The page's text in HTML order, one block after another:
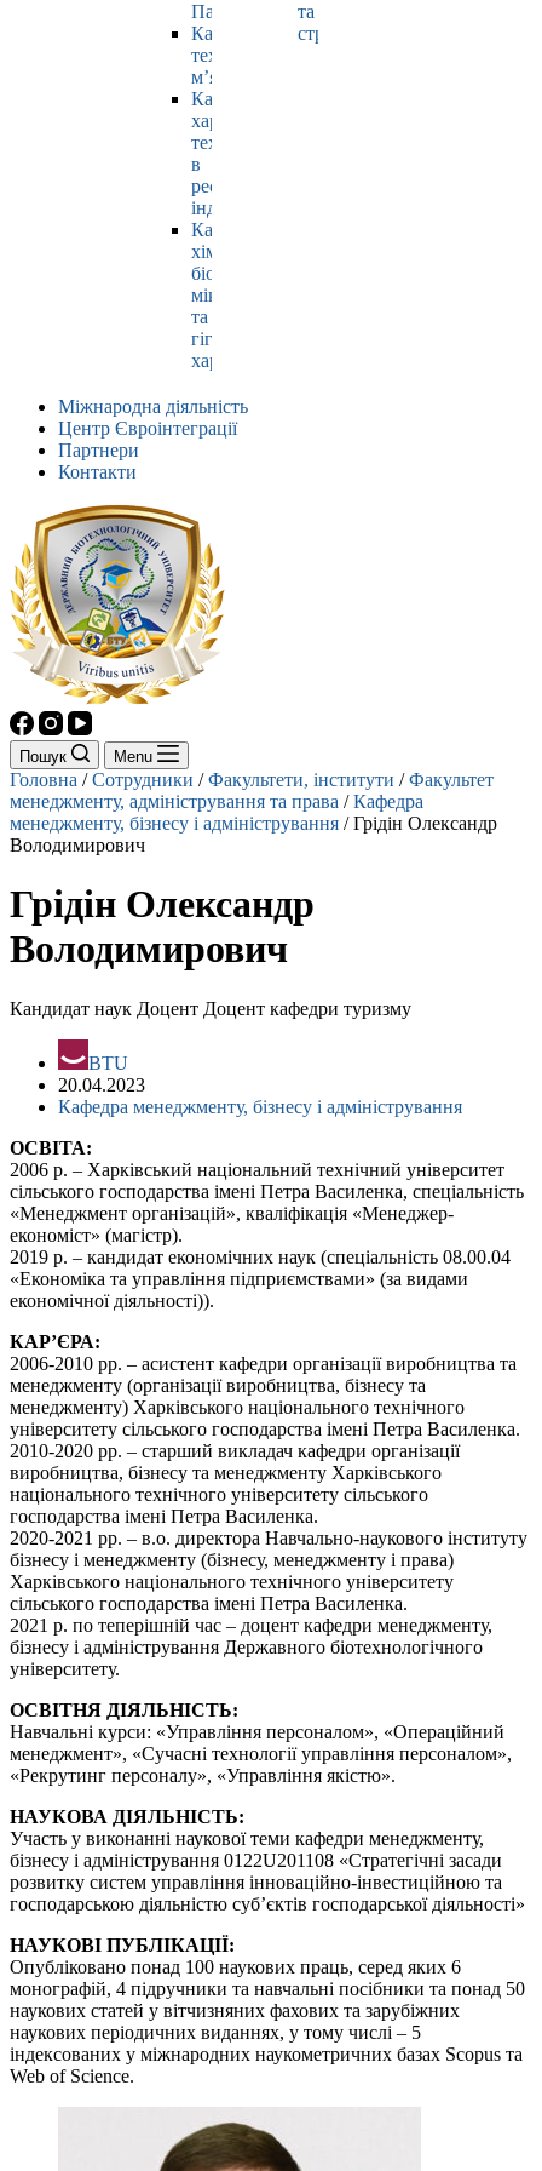
Павлюк
Кафедра
технології
м’яса
Кафедра
харчових
технологій
в
ресторанній
індустрії
Кафедра
хімії,
біохімії,
мікробіології
та
гігієни
харчування
та
страхування
Міжнародна діяльність
Центр Євроінтеграції
Партнери
Контакти
Пошук Menu
Головна /Сотрудники /Факультети, інститути /Факультет
менеджменту, адміністрування та права /Кафедра
менеджменту, бізнесу і адміністрування /Грідін Олександр
Володимирович
Грідін Олександр
Володимирович
Кандидат наук Доцент Доцент кафедри туризму
BTU
20.04.2023
Кафедра менеджменту, бізнесу і адміністрування
ОСВІТА:
2006 р. – Харківський національний технічний університет
сільського господарства імені Петра Василенка, спеціальність
«Менеджмент організацій», кваліфікація «Менеджер-
економіст» (магістр).
2019 р. – кандидат економічних наук (спеціальність 08.00.04
«Економіка та управління підприємствами» (за видами
економічної діяльності)).
КАР’ЄРА:
2006-2010 рр. – асистент кафедри організації виробництва та
менеджменту (організації виробництва, бізнесу та
менеджменту) Харківського національного технічного
університету сільського господарства імені Петра Василенка.
2010-2020 рр. – старший викладач кафедри організації
виробництва, бізнесу та менеджменту Харківського
національного технічного університету сільського
господарства імені Петра Василенка.
2020-2021 рр. – в.о. директора Навчально-наукового інституту
бізнесу і менеджменту (бізнесу, менеджменту і права)
Харківського національного технічного університету
сільського господарства імені Петра Василенка.
2021 р. по теперішній час – доцент кафедри менеджменту,
бізнесу і адміністрування Державного біотехнологічного
університету.
ОСВІТНЯ ДІЯЛЬНІСТЬ:
Навчальні курси: «Управління персоналом», «Операційний
менеджмент», «Сучасні технології управління персоналом»,
«Рекрутинг персоналу», «Управління якістю».
НАУКОВА ДІЯЛЬНІСТЬ:
Участь у виконанні наукової теми кафедри менеджменту,
бізнесу і адміністрування 0122U201108 «Стратегічні засади
розвитку систем управління інноваційно-інвестиційною та
господарською діяльністю суб’єктів господарської діяльності»
НАУКОВІ ПУБЛІКАЦІЇ:
Опубліковано понад 100 наукових праць, серед яких 6
монографій, 4 підручники та навчальні посібники та понад 50
наукових статей у вітчизняних фахових та зарубіжних
наукових періодичних виданнях, у тому числі – 5
індексованих у міжнародних наукометричних базах Scopus та
Web of Science.